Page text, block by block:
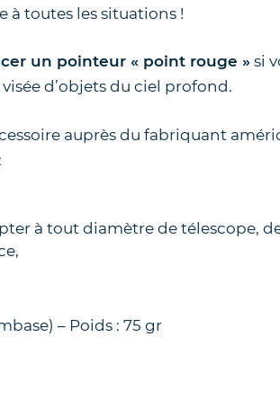
à toutes les situations !
un pointeur « point rouge » si
d’objets du ciel profond.
auprès du fabriquant
à tout diamètre de télescope,
– Poids : 75 gr